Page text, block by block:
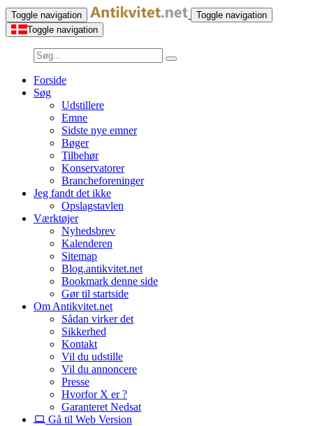
Toggle navigation
Toggle navigation
Toggle navigation
Forside
Søg
Udstillere
Emne
Sidste nye emner
Bøger
Tilbehør
Konservatorer
Brancheforeninger
Jeg fandt det ikke
Opslagstavlen
Værktøjer
Nyhedsbrev
Kalenderen
Sitemap
Blog.antikvitet.net
Bookmark denne side
Gør til startside
Om Antikvitet.net
Sådan virker det
Sikkerhed
Kontakt
Vil du udstille
Vil du annoncere
Presse
Hvorfor X er ?
Garanteret Nedsat
Gå til Web Version